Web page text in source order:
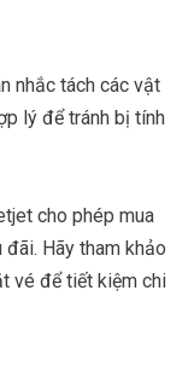
nhắc tách các vật
lý để tránh bị tính
cho phép mua
Hãy tham khảo
vé để tiết kiệm chi